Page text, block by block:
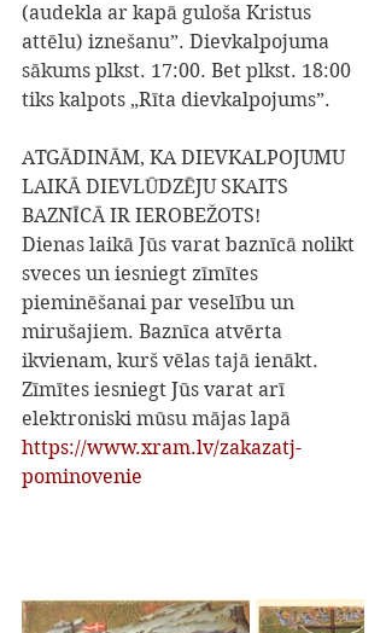
(audekla ar kapā guloša Kristus
attēlu) iznešanu”. Dievkalpojuma
sākums plkst. 17:00. Bet plkst. 18:00
tiks kalpots „Rīta dievkalpojums”.
ATGĀDINĀM, KA DIEVKALPOJUMU
LAIKĀ DIEVLŪDZĒJU SKAITS
BAZNĪCĀ IR IEROBEŽOTS!
Dienas laikā Jūs varat baznīcā nolikt
sveces un iesniegt zīmītes
pieminēšanai par veselību un
mirušajiem. Baznīca atvērta
ikvienam, kurš vēlas tajā ienākt.
Zīmītes iesniegt Jūs varat arī
elektroniski mūsu mājas lapā
https://www.xram.lv/zakazatj-
pominovenie